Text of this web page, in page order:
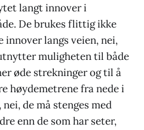
langt innover i
De brukes flittig ikke
innover langs veien, nei,
muligheten til både
øde strekninger og til å
høydemetrene fra nede i
de må stenges med
enn de som har seter,